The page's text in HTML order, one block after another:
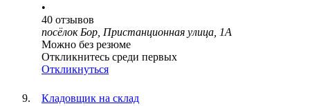
•
40 отзывов
посёлок Бор, Пристанционная улица, 1А
Можно без резюме
Откликнитесь среди первых
Откликнуться
Кладовщик на склад